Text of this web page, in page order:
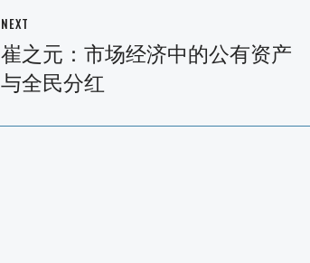
NEXT
Next
post:
崔之元：市场经济中的公有资产
与全民分红